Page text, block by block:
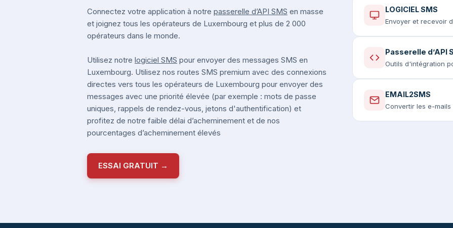
Connectez votre application à notre passerelle d’API SMS en masse
et joignez tous les opérateurs de Luxembourg et plus de 2 000
opérateurs dans le monde.
Utilisez notre logiciel SMS pour envoyer des messages SMS en
Luxembourg. Utilisez nos routes SMS premium avec des connexions
directes vers tous les opérateurs de Luxembourg pour envoyer des
messages avec une priorité élevée (par exemple : mots de passe
uniques, rappels de rendez-vous, jetons d'authentification) et
profitez de notre faible délai d’acheminement et de nos
pourcentages d’acheminement élevés
ESSAI GRATUIT →
LOGICIEL SMS
Envoyer et recevoir
Passerelle d’API
Outils d'intégration
EMAIL2SMS
Convertir les e-mails